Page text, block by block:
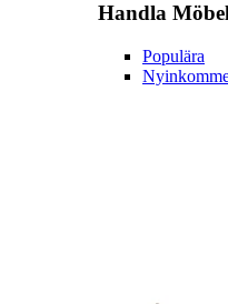
Handla
Populära